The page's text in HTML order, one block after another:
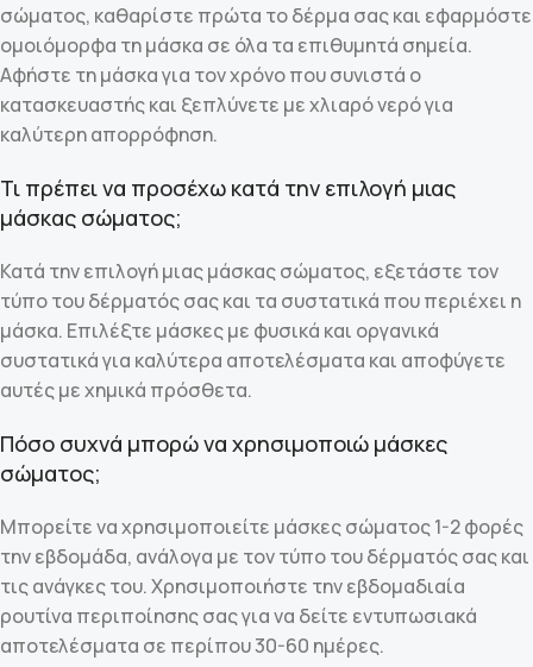
σώματος, καθαρίστε πρώτα το δέρμα σας και εφαρμόστε
ομοιόμορφα τη μάσκα σε όλα τα επιθυμητά σημεία.
Αφήστε τη μάσκα για τον χρόνο που συνιστά ο
κατασκευαστής και ξεπλύνετε με χλιαρό νερό για
καλύτερη απορρόφηση.
Τι πρέπει να προσέχω κατά την επιλογή μιας
μάσκας σώματος;
Κατά την επιλογή μιας μάσκας σώματος, εξετάστε τον
τύπο του δέρματός σας και τα συστατικά που περιέχει η
μάσκα. Επιλέξτε μάσκες με φυσικά και οργανικά
συστατικά για καλύτερα αποτελέσματα και αποφύγετε
αυτές με χημικά πρόσθετα.
Πόσο συχνά μπορώ να χρησιμοποιώ μάσκες
σώματος;
Μπορείτε να χρησιμοποιείτε μάσκες σώματος 1-2 φορές
την εβδομάδα, ανάλογα με τον τύπο του δέρματός σας και
τις ανάγκες του. Χρησιμοποιήστε την εβδομαδιαία
ρουτίνα περιποίησης σας για να δείτε εντυπωσιακά
αποτελέσματα σε περίπου 30-60 ημέρες.